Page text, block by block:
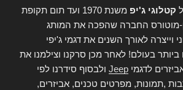
קטלוגי ג'יפ
משנת 1970 ועד תום תקופת
מוטורס החברה שהפכה את המותג
וייצרה לאורך השנים את דגמי ג'יפי
בעולם! לאחר מכן סרקנו וצילמנו את
לדגמי Jeep ולבסוף סידרנו לפי
,תמונות, מפרטים טכנים, אביזרים,